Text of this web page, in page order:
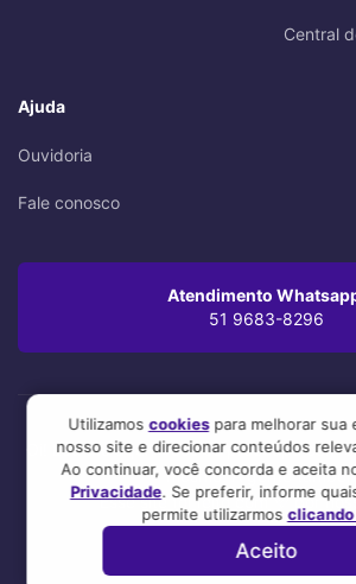
Central
Ajuda
Ouvidoria
Fale conosco
Atendimento
51 9683-8296
Oi! Leu até aqui? Você se preocupa com
mesmo. A gente
Esse site foi feito com 💜 por
Utilizamos cookiespara melhorar sua
nosso site e direcionar conteúdos
Ao continuar, você concorda e aceita
Privacidade. Se preferir, informe
permite utilizarmos clicando
Aceito